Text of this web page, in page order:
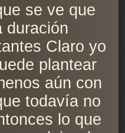
se ve que
duración
Claro yo
plantear
aún con
todavía no
lo que